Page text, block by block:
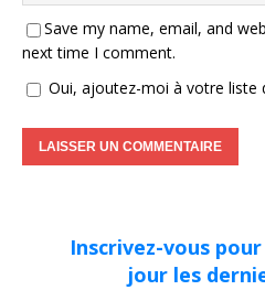
Save my name, email, and
next time I comment.
Oui, ajoutez-moi à votre liste
Inscrivez-vous
jour les